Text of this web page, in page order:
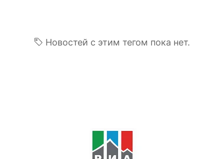
Новостей с этим тегом пока нет.